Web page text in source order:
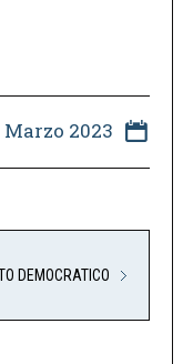
Marzo 2023
DEMOCRATICO